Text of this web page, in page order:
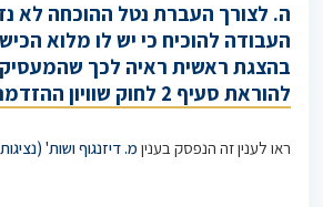
ה. לצורך העברת נטל ההוכחה לא
העבודה להוכיח כי יש לו מלוא
בהצגת ראשית ראיה לכך שהמעסיק
להוראת סעיף 2 לחוק שוויון
ראו לענין זה הנפסק בענין מ. דיזנגוף ושות'